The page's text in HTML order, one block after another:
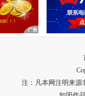
注：凡本网注明来源